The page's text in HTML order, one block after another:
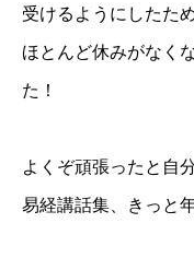
受けるようにしたため
ほとんど休みがなく
た！
よくぞ頑張ったと自
易経講話集、きっと